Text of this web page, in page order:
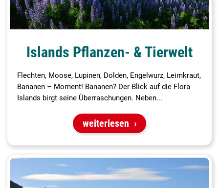
Islands Pflanzen- & Tierwelt
Flechten, Moose, Lupinen, Dolden, Engelwurz, Leimkraut,
Bananen – Moment! Bananen? Der Blick auf die Flora
Islands birgt seine Überraschungen. Neben...
weiterlesen